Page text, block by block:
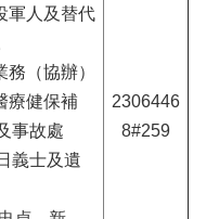
軍人及替代
（協辦）
療健保補
事故處
義士及遺
2306446
8#259